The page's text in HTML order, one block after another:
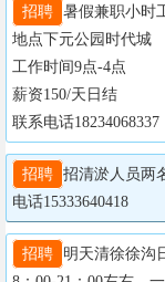
招聘 暑假兼职小时
地点下元公园时代城
工作时间9点-4点
薪资150/天日结
联系电话18234068337
招聘 招清淤人员两
电话15333640418
招聘
明天清徐徐沟